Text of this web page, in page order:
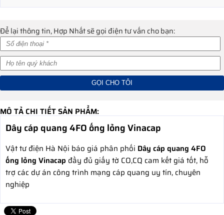
Để lại thông tin, Hợp Nhất sẽ gọi điện tư vấn cho bạn:
MÔ TẢ CHI TIẾT SẢN PHẨM:
Dây cáp quang 4FO ống lỏng Vinacap
Vật tư điện Hà Nội báo giá phân phối Dây cáp quang 4FO
ống lỏng Vinacap đầy đủ giấy tờ CO,CQ cam kết giá tốt, hỗ
trợ các dự án công trình mạng cáp quang uy tín, chuyên
nghiệp